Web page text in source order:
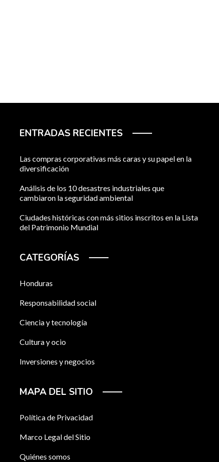
ENTRADAS RECIENTES
Las compras corporativas más caras y su papel en la
diversificación
Análisis de los 10 desastres industriales que
cambiaron la seguridad ambiental
Ciudades históricas con más sitios inscritos en la Lista
del Patrimonio Mundial
CATEGORÍAS
Honduras
Responsabilidad social
Ciencia y tecnología
Cultura y ocio
Inversiones y negocios
MAPA DEL SITIO
Política de Privacidad
Marco Legal del Sitio
Quiénes somos